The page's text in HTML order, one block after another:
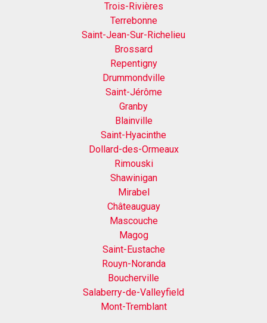
Trois-Rivières
Terrebonne
Saint-Jean-Sur-Richelieu
Brossard
Repentigny
Drummondville
Saint-Jérôme
Granby
Blainville
Saint-Hyacinthe
Dollard-des-Ormeaux
Rimouski
Shawinigan
Mirabel
Châteauguay
Mascouche
Magog
Saint-Eustache
Rouyn-Noranda
Boucherville
Salaberry-de-Valleyfield
Mont-Tremblant